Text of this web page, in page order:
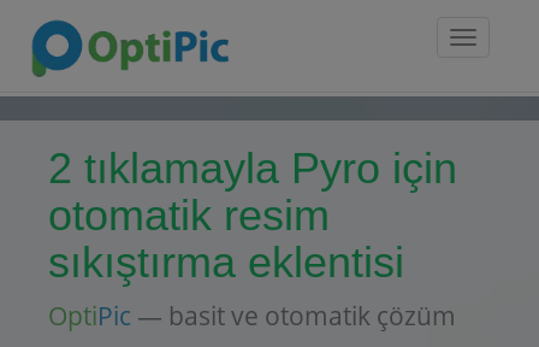
Toggle
2 tıklamayla Pyro için
otomatik resim
sıkıştırma eklentisi
OptiPic — basit ve otomatik çözüm